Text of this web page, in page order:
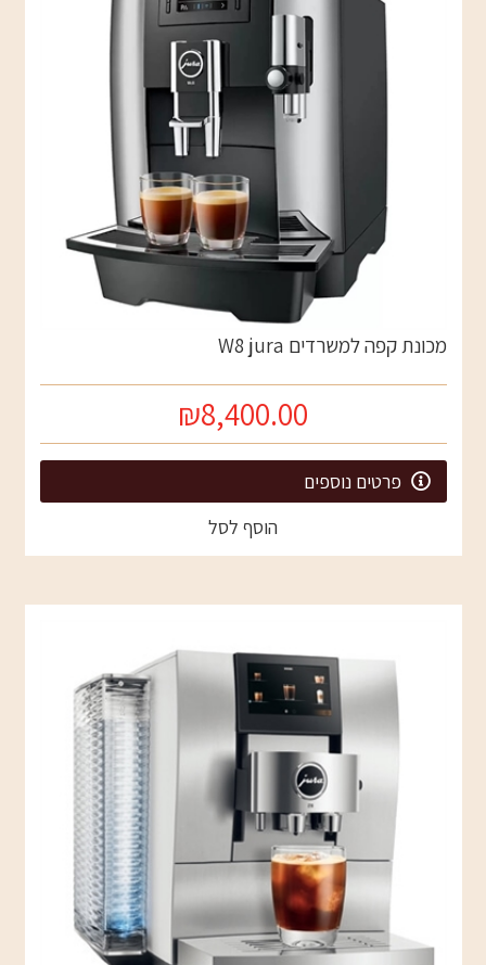
מכונת קפה למשרדים W8 jura
₪8,400.00
פרטים נוספים
הוסף לסל